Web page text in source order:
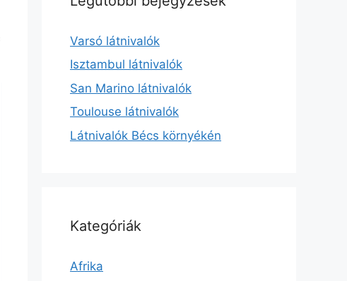
Varsó látnivalók
Isztambul látnivalók
San Marino látnivalók
Toulouse látnivalók
Látnivalók Bécs környékén
Kategóriák
Afrika